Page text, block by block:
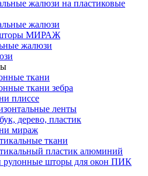
жалюзи на пластиковые
жалюзи
МИРАЖ
жалюзи
ткани
ткани зебра
плиссе
ленты
дерево, пластик
мираж
ткани
пластик алюминий
шторы для окон ПИК